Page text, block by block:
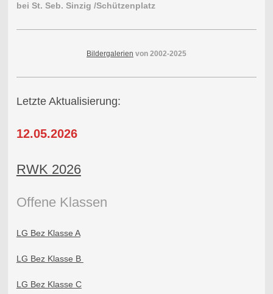
bei St. Seb. Sinzig /Schützenplatz
Bildergalerien von 2002-2025
Letzte Aktualisierung:
12.05.2026
RWK 2026
Offene Klassen
LG Bez Klasse A
LG Bez Klasse B
LG Bez Klasse C